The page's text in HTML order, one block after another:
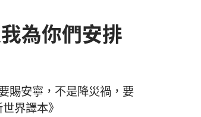
為你們安排
賜安寧，不是降災禍，要
界譯本》